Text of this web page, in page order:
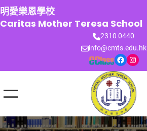
跳
至
主
明愛樂恩學校
Caritas Mother Teresa School
2310 0440
info@cmts.edu.hk
Facebook Instagram